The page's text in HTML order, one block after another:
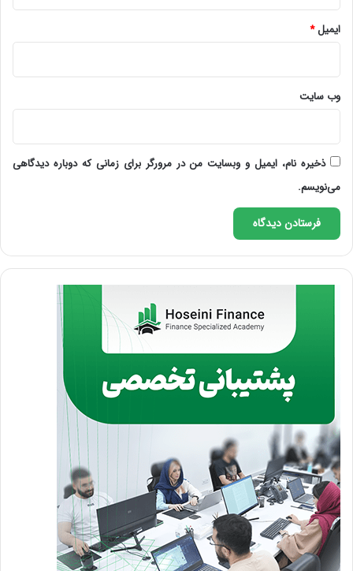
ایمیل*
وب‌ سایت
ذخیره نام، ایمیل و وبسایت من در مرورگر برای زمانی که دوباره دیدگاهی
می‌نویسم.